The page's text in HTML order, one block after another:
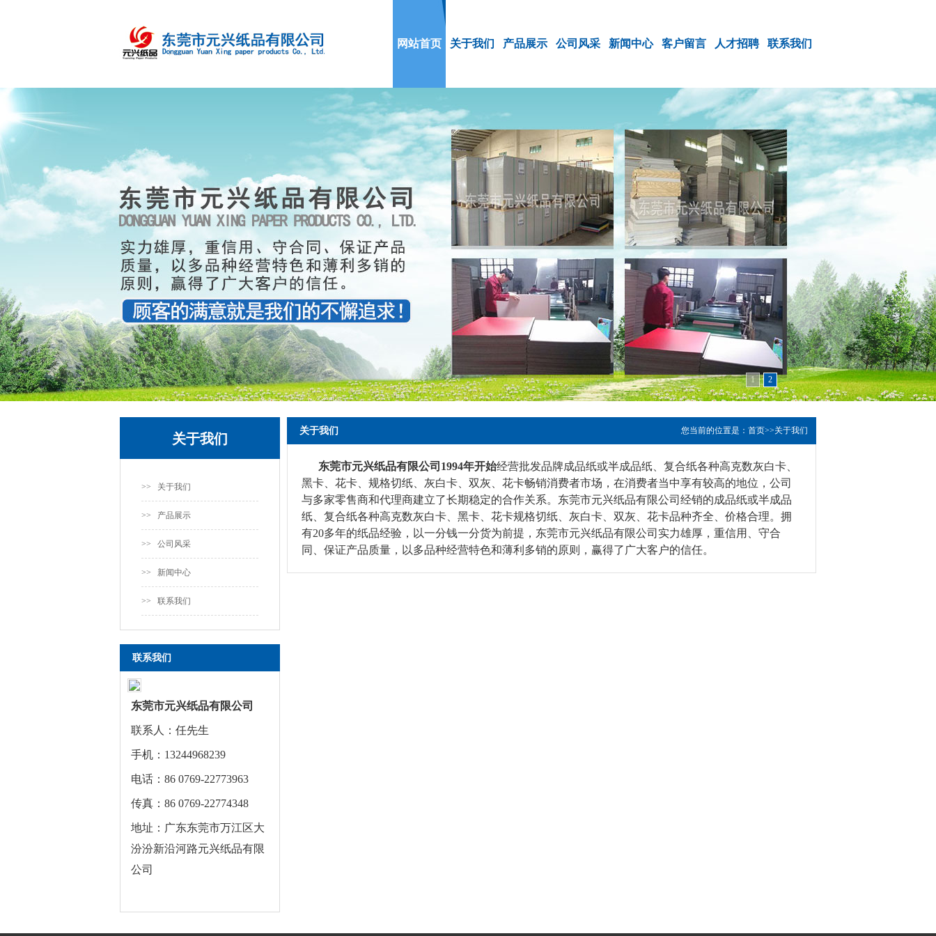
网站首页 关于我们 产品展示 公司风采 新闻中心 客户留言 人才招聘 联系我们
1 2
关于我们
>> 关于我们
>> 产品展示
>> 公司风采
>> 新闻中心
>> 联系我们
联系我们
东莞市元兴纸品有限公司
联系人：任先生
手机：13244968239
电话：86 0769-22773963
传真：86 0769-22774348
地址：广东东莞市万江区大
汾汾新沿河路元兴纸品有限
公司
关于我们 您当前的位置是： 首页>>关于我们
东莞市元兴纸品有限公司1994年开始经营批发品牌成品纸或半成品纸、复合纸各种高克数灰白卡、
黑卡、花卡、规格切纸、灰白卡、双灰、花卡畅销消费者市场，在消费者当中享有较高的地位，公司
与多家零售商和代理商建立了长期稳定的合作关系。东莞市元兴纸品有限公司经销的成品纸或半成品
纸、复合纸各种高克数灰白卡、黑卡、花卡规格切纸、灰白卡、双灰、花卡品种齐全、价格合理。拥
有20多年的纸品经验，以一分钱一分货为前提，东莞市元兴纸品有限公司实力雄厚，重信用、守合
同、保证产品质量，以多品种经营特色和薄利多销的原则，赢得了广大客户的信任。